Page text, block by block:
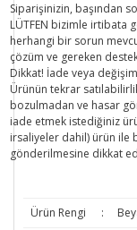
Siparişinizin, başından
LÜTFEN bizimle irtibata
herhangi bir sorun
çözüm ve gereken
Dikkat! İade veya
Ürünün tekrar
bozulmadan ve hasar
iade etmek istediğiniz
irsaliyeler dahil) ürün ile
gönderilmesine dikkat
Ürün Rengi :